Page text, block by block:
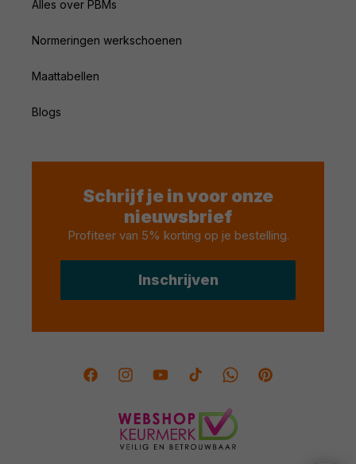
Alles over PBMs
Normeringen werkschoenen
Maattabellen
Blogs
Schrijf je in voor onze
nieuwsbrief
Profiteer van 5% korting op je bestelling.
Inschrijven
FacebookInstagramYouTubeTikTok Twitter Pinterest